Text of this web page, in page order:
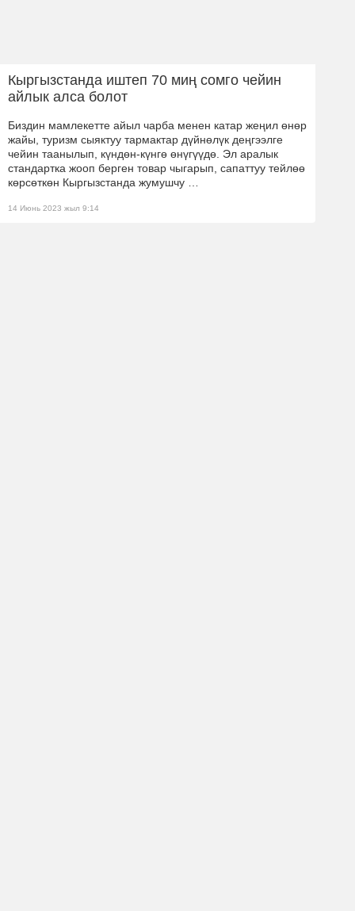
Кыргызстанда иштеп 70 миң сомго чейин
айлык алса болот
Биздин мамлекетте айыл чарба менен катар жеңил өнөр
жайы, туризм сыяктуу тармактар дүйнөлүк деңгээлге
чейин таанылып, күндөн-күнгө өнүгүүдө. Эл аралык
стандартка жооп берген товар чыгарып, сапаттуу тейлөө
көрсөткөн Кыргызстанда жумушчу …
14 Июнь 2023 жыл 9:14